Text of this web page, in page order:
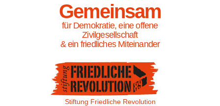
Gemeinsam
für Demokratie, eine offene
Zivilgesellschaft
& ein friedliches Miteinander
Stiftung Friedliche Revolution